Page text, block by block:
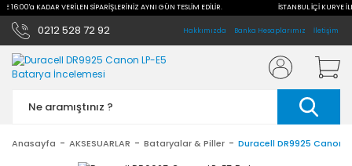
16:00'a KADAR VERİLEN SİPARİŞLERİNİZ AYNI GÜN TESLİM EDİLİR. İSTANBUL İÇİ KURYE
0212 528 72 92 Hakkımızda Banka Hesaplarımız İletişim
Anasayfa AKSESUARLAR Bataryalar & Piller Duracell DR9925 Canon